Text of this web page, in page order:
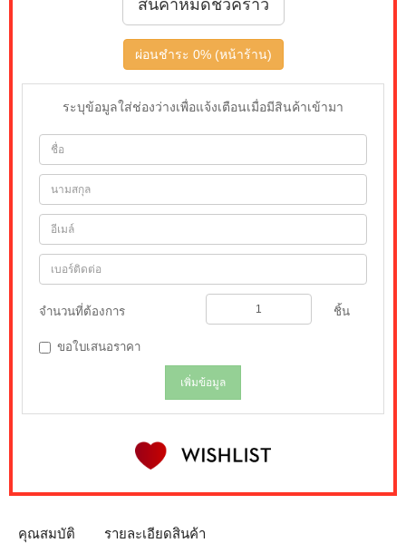
สินค้าหมดชั่วคราว
ผ่อนชำระ 0% (หน้าร้าน)
ระบุข้อมูลใส่ช่องว่างเพื่อแจ้งเตือนเมื่อมีสินค้าเข้ามา
จำนวนที่ต้องการ ชิ้น
ขอใบเสนอราคา
เพิ่มข้อมูล
คุณสมบัติ รายละเอียดสินค้า